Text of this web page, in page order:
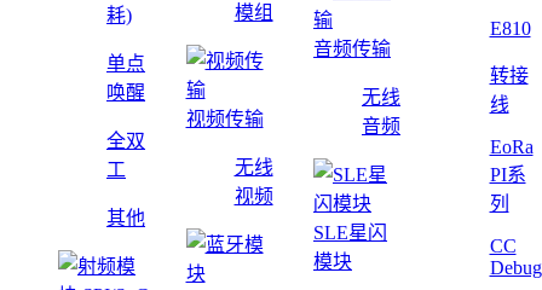
耗)
单点
唤醒
全双
工
其他
模组
视频传输
无线
视频
音频传输
无线
音频
SLE星闪
模块
E810
转接
线
EoRa
PI系
列
CC